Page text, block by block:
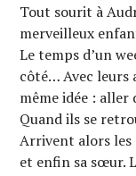
Tout sourit à
merveilleux
Le temps d’un
côté… Avec leurs
même idée : aller
Quand ils se
Arrivent alors les
et enfin sa sœur.